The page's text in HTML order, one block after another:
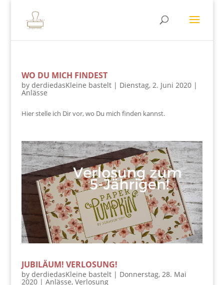
WO DU MICH FINDEST
by derdiedasKleine bastelt| Dienstag, 2. Juni 2020|
Anlässe
Hier stelle ich Dir vor, wo Du mich finden kannst.
JUBILÄUM! VERLOSUNG!
by derdiedasKleine bastelt| Donnerstag, 28. Mai
2020| Anlässe, Verlosung